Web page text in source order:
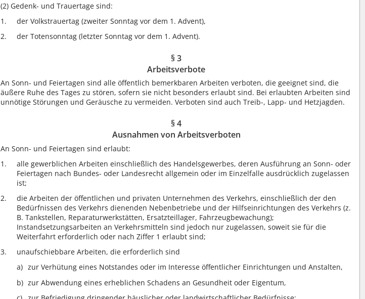
(2) Gedenk- und Trauertage sind:
der Volkstrauertag (zweiter Sonntag vor dem 1. Advent),
der Totensonntag (letzter Sonntag vor dem 1. Advent).
§ 3
Arbeitsverbote
An Sonn- und Feiertagen sind alle öffentlich bemerkbaren Arbeiten verboten, die geeignet sind, die
äußere Ruhe des Tages zu stören, sofern sie nicht besonders erlaubt sind. Bei erlaubten Arbeiten sind
unnötige Störungen und Geräusche zu vermeiden. Verboten sind auch Treib-, Lapp- und Hetzjagden.
§ 4
Ausnahmen von Arbeitsverboten
An Sonn- und Feiertagen sind erlaubt:
alle gewerblichen Arbeiten einschließlich des Handelsgewerbes, deren Ausführung an Sonn- oder
Feiertagen nach Bundes- oder Landesrecht allgemein oder im Einzelfalle ausdrücklich zugelassen
ist;
die Arbeiten der öffentlichen und privaten Unternehmen des Verkehrs, einschließlich der den
Bedürfnissen des Verkehrs dienenden Nebenbetriebe und der Hilfseinrichtungen des Verkehrs (z.
B. Tankstellen, Reparaturwerkstätten, Ersatzteillager, Fahrzeugbewachung);
Instandsetzungsarbeiten an Verkehrsmitteln sind jedoch nur zugelassen, soweit sie für die
Weiterfahrt erforderlich oder nach Ziffer 1 erlaubt sind;
unaufschiebbare Arbeiten, die erforderlich sind
zur Verhütung eines Notstandes oder im Interesse öffentlicher Einrichtungen und Anstalten,
zur Abwendung eines erheblichen Schadens an Gesundheit oder Eigentum,